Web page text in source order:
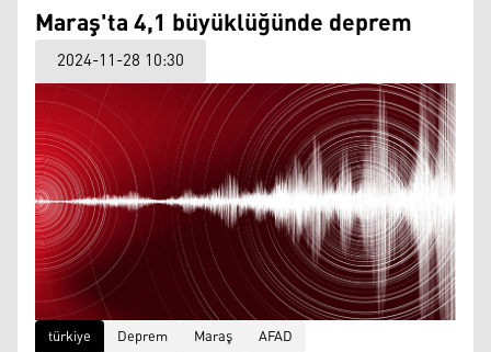
Maraş'ta 4,1 büyüklüğünde deprem
2024-11-28 10:30
türkiye Deprem Maraş AFAD